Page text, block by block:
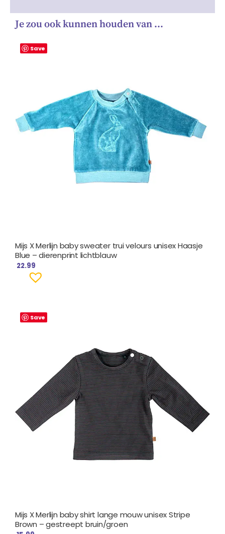
Je zou ook kunnen houden van …
Save
Mijs X Merlijn baby sweater trui velours unisex Haasje
Blue – dierenprint lichtblauw
22.99
Save
Mijs X Merlijn baby shirt lange mouw unisex Stripe
Brown – gestreept bruin/groen